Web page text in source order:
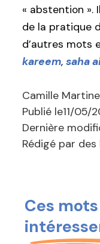
« abstention ».
de la pratique
d’autres mots
kareem, saha
Camille
Publié le11/05/
Dernière
Rédigé par
Ces